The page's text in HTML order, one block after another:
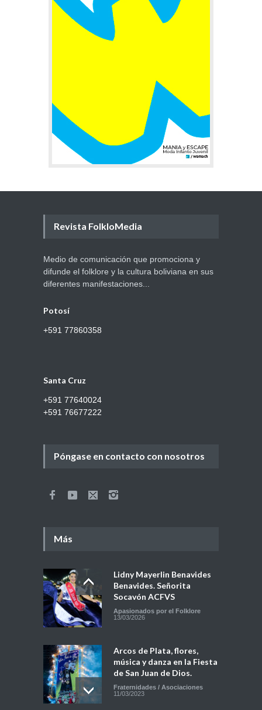
Revista FolkloMedia
Medio de comunicación que promociona y
difunde el folklore y la cultura boliviana en sus
diferentes manifestaciones...
Potosí
+591 77860358
Santa Cruz
+591 77640024
+591 76677222
Póngase en contacto con nosotros
Más
Lidny Mayerlin Benavides
Benavides. Señorita
Socavón ACFVS
Apasionados por el Folklore
13/03/2026
Arcos de Plata, flores,
música y danza en la Fiesta
de San Juan de Dios.
Fraternidades / Asociaciones
11/03/2023